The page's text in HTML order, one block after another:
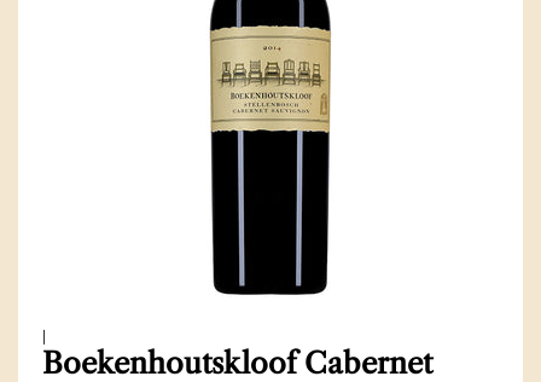
|
Boekenhoutskloof Cabernet